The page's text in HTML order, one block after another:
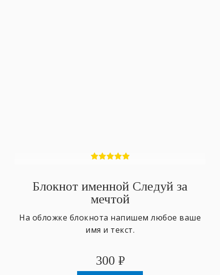
Блокнот именной Следуй за
мечтой
На обложке блокнота напишем любое ваше
имя и текст.
300 ₽